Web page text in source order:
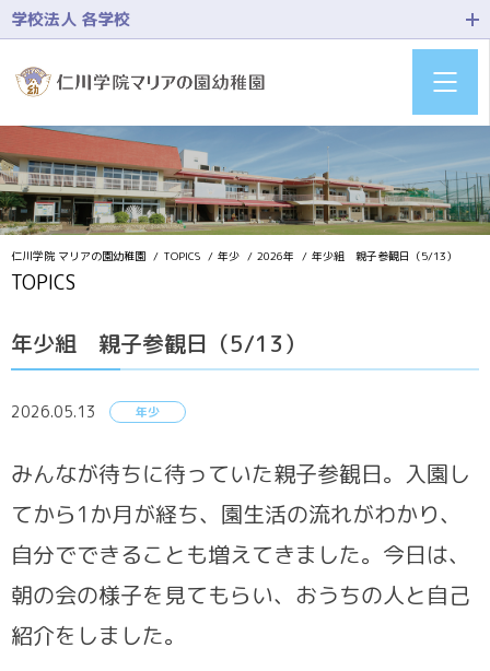
学校法人 各学校
仁川学院 マリアの園幼稚園 TOPICS 年少 2026年 年少組 親子参観日（5/13）
TOPICS
年少組 親子参観日（5/13）
2026.05.13 年少
みんなが待ちに待っていた親子参観日。入園し
てから1か月が経ち、園生活の流れがわかり、
自分でできることも増えてきました。今日は、
朝の会の様子を見てもらい、おうちの人と自己
紹介をしました。